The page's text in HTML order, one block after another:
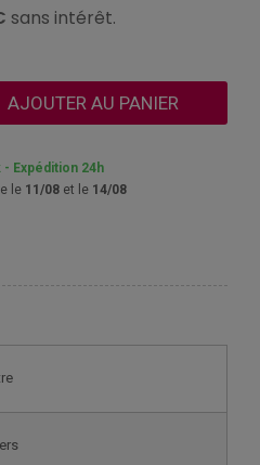
AJOUTER AU PANIER
- Expédition 24h
le 11/08et le 14/08